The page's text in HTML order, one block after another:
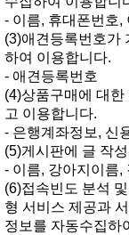
-이름,휴대폰번호,
(3)애견등록번호
하여이용합니다.
-애견등록번호
(4)상품구매에대
고이용합니다.
-은행계좌정보,신
(5)게시판에글작
-이름,강아지이름,
(6)접속빈도분석
형서비스제공과
정보를자동수집하